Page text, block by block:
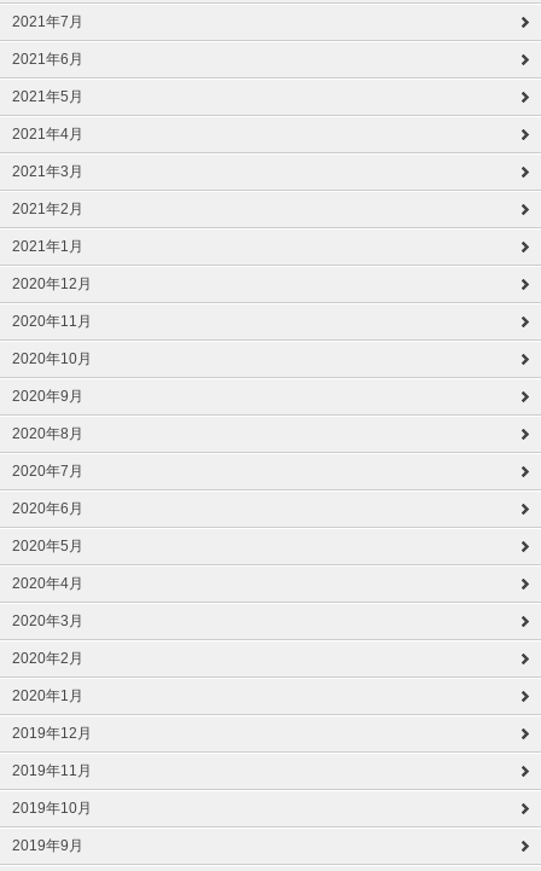
2021年7月
2021年6月
2021年5月
2021年4月
2021年3月
2021年2月
2021年1月
2020年12月
2020年11月
2020年10月
2020年9月
2020年8月
2020年7月
2020年6月
2020年5月
2020年4月
2020年3月
2020年2月
2020年1月
2019年12月
2019年11月
2019年10月
2019年9月